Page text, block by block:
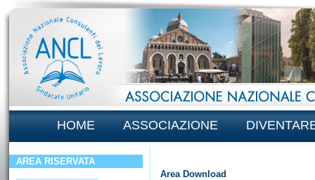
HOME ASSOCIAZIONE
AREA RISERVATA
Area Download